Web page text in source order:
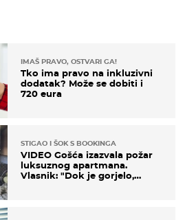
IMAŠ PRAVO, OSTVARI GA!
Tko ima pravo na inkluzivni
dodatak? Može se dobiti i
720 eura
STIGAO I ŠOK S BOOKINGA
VIDEO Gošća izazvala požar
luksuznog apartmana.
Vlasnik: "Dok je gorjelo,